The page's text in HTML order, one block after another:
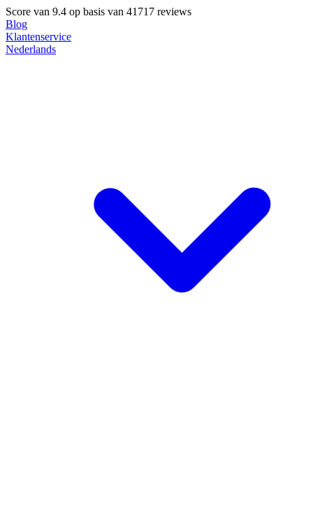
Score van 9.4 op basis van 41717 reviews
Blog
Klantenservice
Nederlands